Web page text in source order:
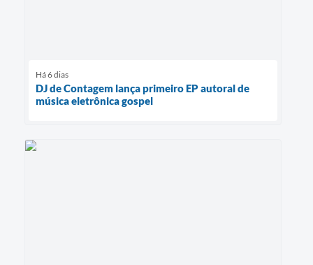
Há 6 dias
DJ de Contagem lança primeiro EP autoral de
música eletrônica gospel